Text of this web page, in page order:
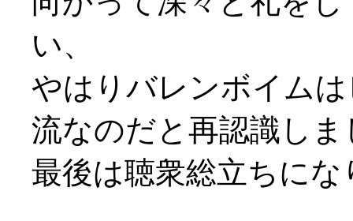
い、
やはりバレンボイム
流なのだと再認識しま
最後は聴衆総立ちに